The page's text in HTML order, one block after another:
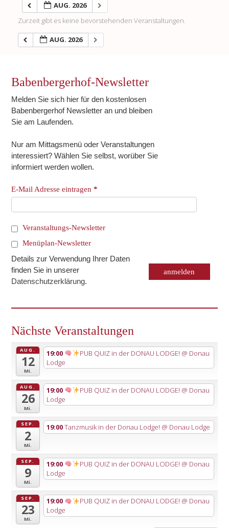
AUG. 2026
Zurzeit gibt es keine bevorstehenden Veranstaltungen.
AUG. 2026
Babenbergerhof-Newsletter
Melden Sie sich hier für den kostenlosen
Babenbergerhof Newsletter an und bleiben
Sie am Laufenden.
Nur am Mittagsmenü oder Veranstaltungen
interessiert? Wählen Sie selbst, worüber Sie
informiert werden wollen.
E-Mail Adresse eintragen*
Veranstaltungs-Newsletter
Menüplan-Newsletter
Details zur Verwendung Ihrer Daten
finden Sie in unserer
Datenschutzerklärung.
Nächste Veranstaltungen
AUG.
12
Mi.
19:00 PUB QUIZ in der DONAU LODGE! @ Donau
Lodge
AUG.
26
Mi.
19:00 PUB QUIZ in der DONAU LODGE! @ Donau
Lodge
SEP.
2
Mi.
19:00Tanzmusik in der Donau Lodge! @ Donau Lodge
SEP.
9
Mi.
19:00 PUB QUIZ in der DONAU LODGE! @ Donau
Lodge
SEP.
23
Mi.
19:00 PUB QUIZ in der DONAU LODGE! @ Donau
Lodge